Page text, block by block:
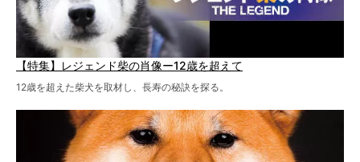
【特集】レジェンド柴の肖像ー12歳を超えて
12歳を超えた柴犬を取材し、長寿の秘訣を探る。